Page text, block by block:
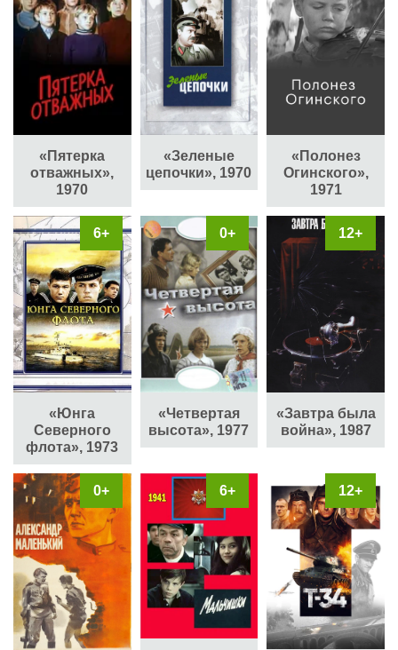
«Пятерка
отважных»,
1970
«Зеленые
цепочки», 1970
«Полонез
Огинского»,
1971
6+
«Юнга
Северного
флота», 1973
0+
«Четвертая
высота», 1977
12+
«Завтра была
война», 1987
0+ 6+ 12+